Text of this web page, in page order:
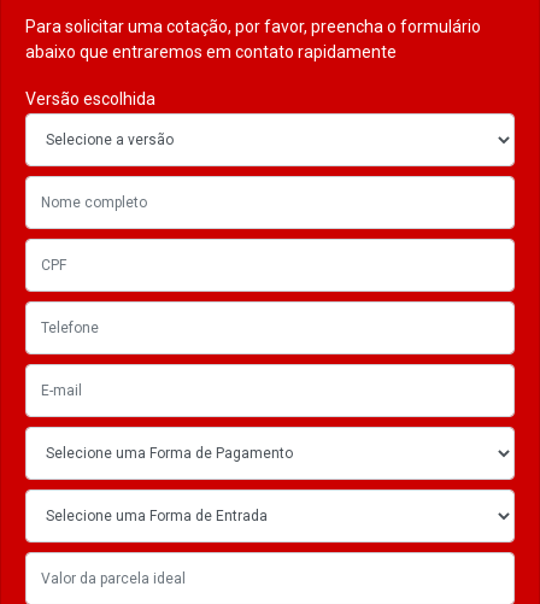
Para solicitar uma cotação, por favor, preencha o formulário
abaixo que entraremos em contato rapidamente
Versão escolhida